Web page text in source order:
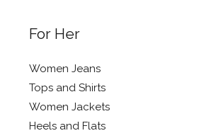
For Her
Women Jeans
Tops and Shirts
Women Jackets
Heels and Flats